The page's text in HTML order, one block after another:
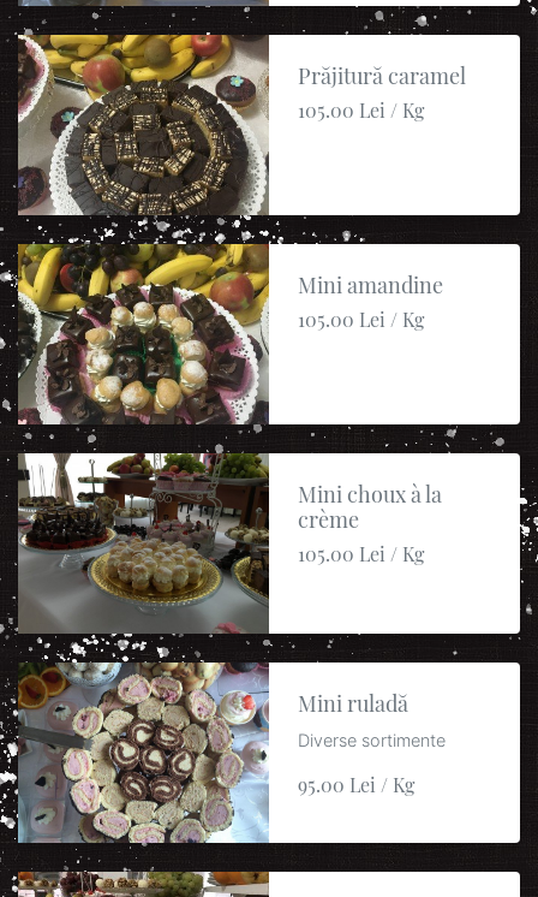
Prăjitură caramel
105.00 Lei / Kg
Mini amandine
105.00 Lei / Kg
Mini choux à la
crème
105.00 Lei / Kg
Mini ruladă
Diverse sortimente
95.00 Lei / Kg